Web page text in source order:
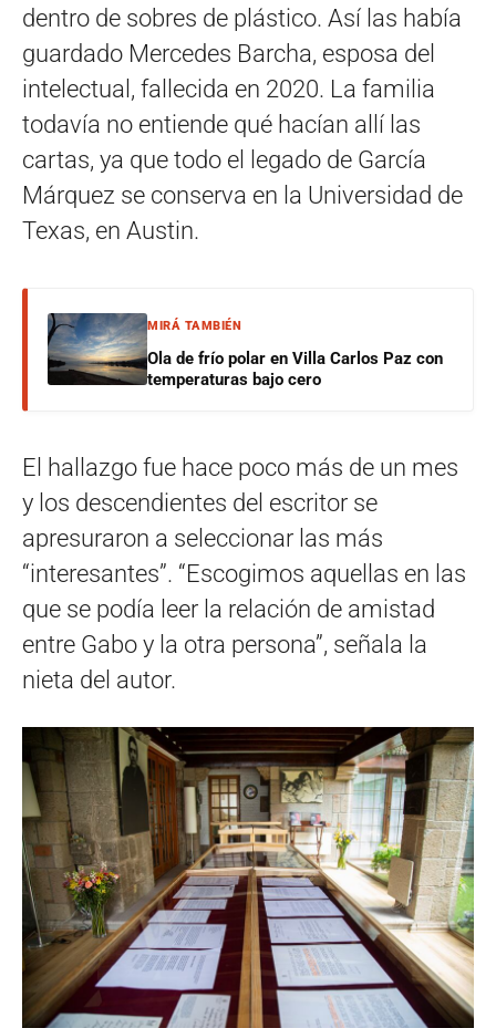
dentro de sobres de plástico. Así las había
guardado Mercedes Barcha, esposa del
intelectual, fallecida en 2020. La familia
todavía no entiende qué hacían allí las
cartas, ya que todo el legado de García
Márquez se conserva en la Universidad de
Texas, en Austin.
MIRÁ TAMBIÉN
Ola de frío polar en Villa Carlos Paz con
temperaturas bajo cero
El hallazgo fue hace poco más de un mes
y los descendientes del escritor se
apresuraron a seleccionar las más
“interesantes”. “Escogimos aquellas en las
que se podía leer la relación de amistad
entre Gabo y la otra persona”, señala la
nieta del autor.